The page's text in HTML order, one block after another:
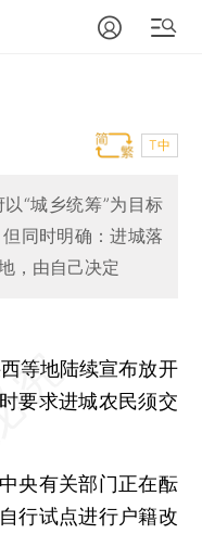
T中
“城乡统筹”为目标
同时明确：进城落
，由自己决定
等地陆续宣布放开
要求进城农民须交
有关部门正在酝
行试点进行户籍改